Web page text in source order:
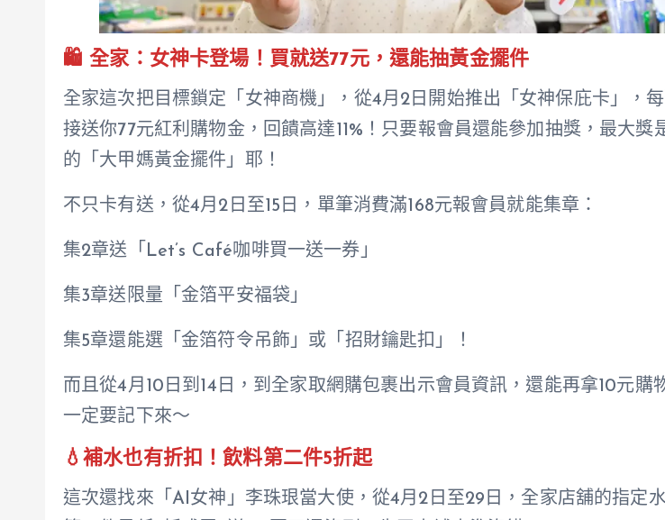
🛍️ 全家：女神卡登場！買就送77元，還能抽黃金擺件
全家這次把目標鎖定「女神商機」，從4月2日開始推出「女神保庇卡」，
接送你77元紅利購物金，回饋高達11%！只要報會員還能參加抽獎，最大獎
的「大甲媽黃金擺件」耶！
不只卡有送，從4月2日至15日，單筆消費滿168元報會員就能集章：
集2章送「Let’s Café咖啡買一送一券」
集3章送限量「金箔平安福袋」
集5章還能選「金箔符令吊飾」或「招財鑰匙扣」！
而且從4月10日到14日，到全家取網購包裹出示會員資訊，還能再拿10元購
一定要記下來～
💧補水也有折扣！飲料第二件5折起
這次還找來「AI女神」李珠珢當大使，從4月2日至29日，全家店舖的指定